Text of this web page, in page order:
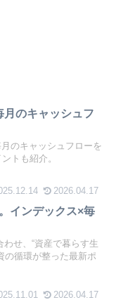
のキャッシュフ
のキャッシュフローを
トも紹介。
2026.04.17
インデックス×毎
せ、“資産で暮らす生
の循環が整った最新ポ
2026.04.17